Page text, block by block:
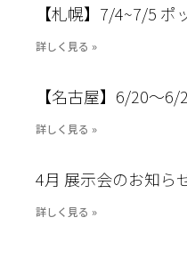
【札幌】7/4~7/5
詳しく見る »
【名古屋】6/20〜
詳しく見る »
4月 展示会のお知ら
詳しく見る »